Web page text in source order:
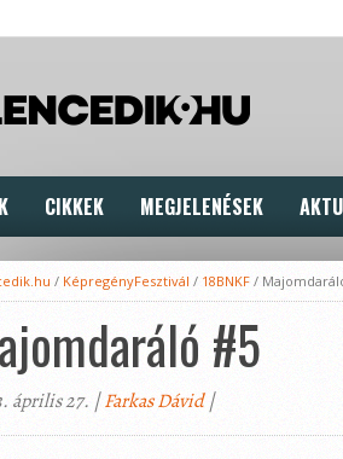
CIKKEK MEGJELENÉSEK
/ KépregényFesztivál / 18BNKF /
#5
április 27. |Farkas Dávid|